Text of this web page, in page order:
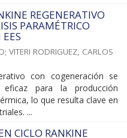
REGENERATIVO
PARAMÉTRICO
; VITERI RODRIGUEZ, CARLOS
con cogeneración se
para la producción
lo que resulta clave en
...
CICLO RANKINE